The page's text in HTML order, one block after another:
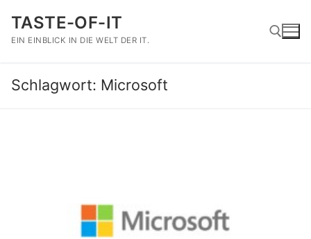
Inhalt
springen
TASTE-OF-IT
EIN EINBLICK IN DIE WELT DER IT.
Suchen nach:
Schlagwort: Microsoft